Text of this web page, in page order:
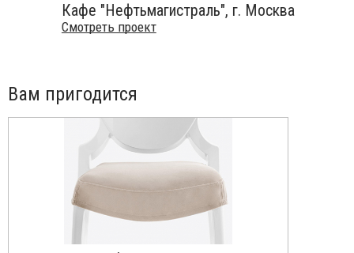
Кафе "Нефтьмагистраль", г. Москва
Смотреть проект
Вам пригодится